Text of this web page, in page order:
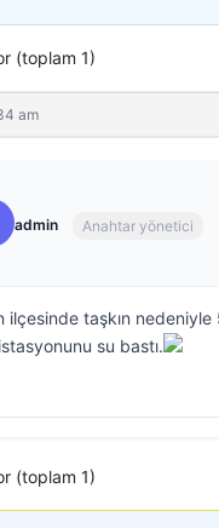
(toplam 1)
am
admin Anahtar yönetici
ilçesinde taşkın
su bastı.
(toplam 1)